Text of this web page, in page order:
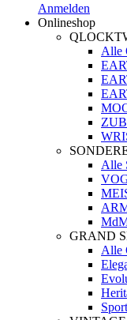
Anmelden
Onlineshop
Alle
Alle
GRAND
Alle